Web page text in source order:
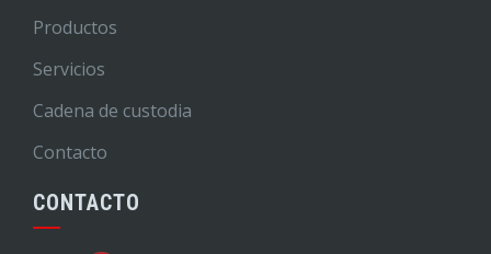
Productos
Servicios
Cadena de custodia
Contacto
CONTACTO